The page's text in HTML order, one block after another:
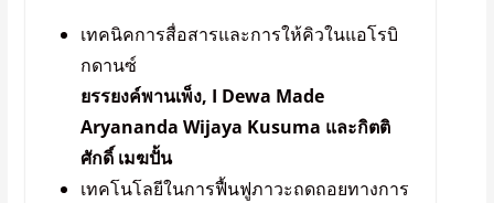
เทคนิคการสื่อสารและการให้คิวในแอโรบิ
กดานซ์
ยรรยงค์พานเพ็ง, I Dewa Made
Aryananda Wijaya Kusuma และกิตติ
ศักดิ์ เมฆปั้น
เทคโนโลยีในการฟื้นฟูภาวะถดถอยทางการ